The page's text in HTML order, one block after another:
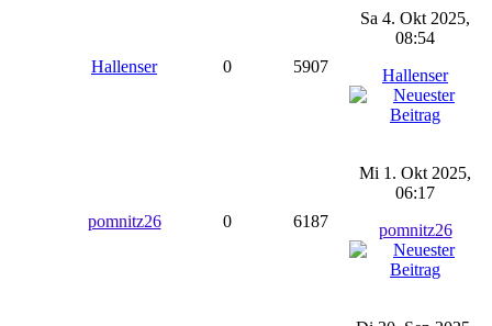
Hallenser 0 5907
Sa 4. Okt 2025,
08:54
Hallenser
pomnitz26 0 6187
Mi 1. Okt 2025,
06:17
pomnitz26